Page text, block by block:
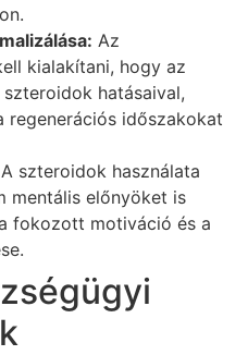
Az
kialakítani, hogy az
hatásaival,
regenerációs időszakokat
A szteroidok használata
mentális előnyöket is
fokozott motiváció és a